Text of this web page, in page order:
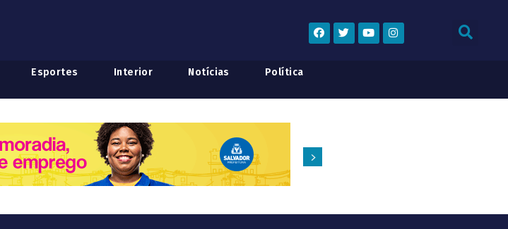
Esportes Interior Notícias Política